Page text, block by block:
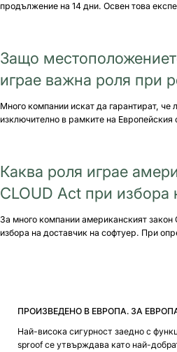
продължение на 14 дни. Освен това
Защо
играе важна роля при
Много компании искат да гарантират, че
изключително в рамките на
Каква роля играе
CLOUD Act при избора
За много компании американският
избора на доставчик на софтуер. При
ПРОИЗВЕДЕНО В ЕВРОПА. ЗА
Най-висока сигурност заедно с
sproof се утвърждава като най-